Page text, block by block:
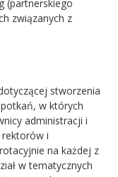
(partnerskiego
związanych z
stworzenia
w których
administracji i
rektorów i
na każdej z
w tematycznych